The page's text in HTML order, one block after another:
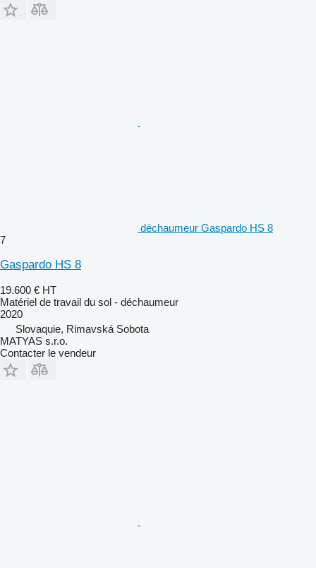
déchaumeur Gaspardo HS 8
7
Gaspardo HS 8
19.600 € HT
Matériel de travail du sol - déchaumeur
2020
Slovaquie, Rimavská Sobota
MATYAS s.r.o.
Contacter le vendeur